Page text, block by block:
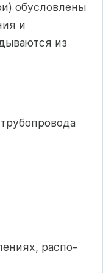
обусловлены
и
из
распо-